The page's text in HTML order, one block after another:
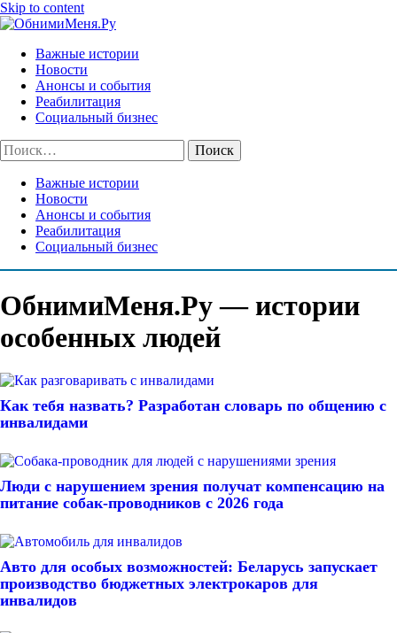
Skip to content
Важные истории
Новости
Анонсы и события
Реабилитация
Социальный бизнес
Найти:
Важные истории
Новости
Анонсы и события
Реабилитация
Социальный бизнес
ОбнимиМеня.Ру — истории
особенных людей
Как тебя назвать? Разработан словарь по общению с
инвалидами
Люди с нарушением зрения получат компенсацию на
питание собак-проводников с 2026 года
Авто для особых возможностей: Беларусь запускает
производство бюджетных электрокаров для
инвалидов